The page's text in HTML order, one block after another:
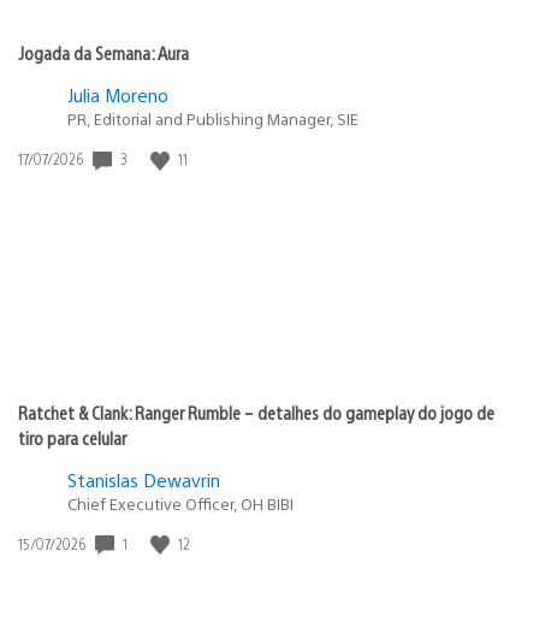
Jogada da Semana: Aura
Julia Moreno
PR, Editorial and Publishing Manager, SIE
Data
17/07/2026 3 11
Ratchet & Clank: Ranger Rumble – detalhes do gameplay do jogo de
tiro para celular
Stanislas Dewavrin
Chief Executive Officer, OH BIBI
Data
15/07/2026 1 12